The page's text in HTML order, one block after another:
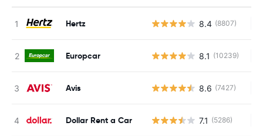
Hertz 8.4 (8807)
Europcar 8.1 (10239)
Avis 8.6 (7427)
Dollar Rent a Car 7.1 (5286)